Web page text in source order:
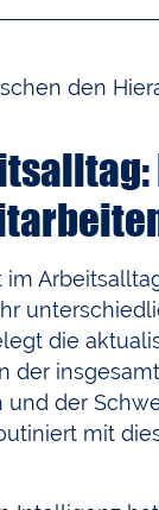
den
im
die
der
der
mit